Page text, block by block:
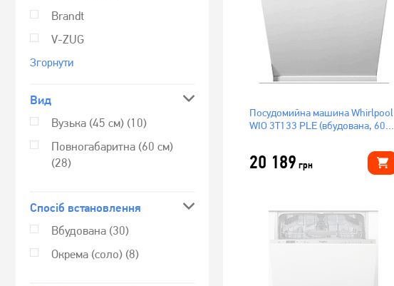
Brandt
V-ZUG
Згорнути
Вид
Вузька (45 см) (10)
Повногабаритна (60 см)
(28)
Спосіб встановлення
Вбудована (30)
Окрема (соло) (8)
Посудомийна машина Whirlpool
WIO 3T133 PLE (вбудована, 60
20 189 грн